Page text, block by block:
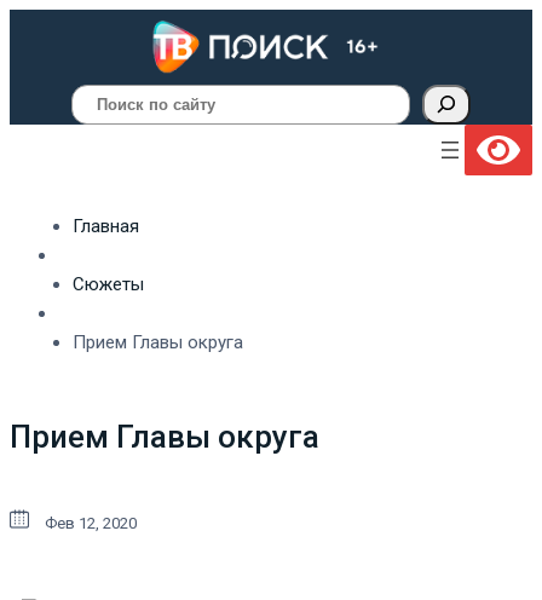
Поиск
Главная
Сюжеты
Прием Главы округа
Прием Главы округа
Фев 12, 2020